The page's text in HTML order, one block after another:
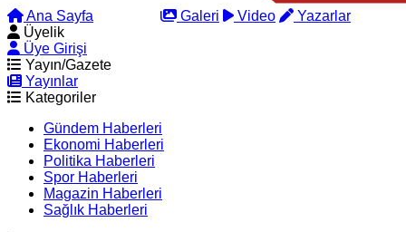
Ana Sayfa Galeri Video
Yazarlar
Üyelik
Üye Girişi
Yayın/Gazete
Yayınlar
Kategoriler
Gündem Haberleri
Ekonomi Haberleri
Politika Haberleri
Spor Haberleri
Magazin Haberleri
Sağlık Haberleri